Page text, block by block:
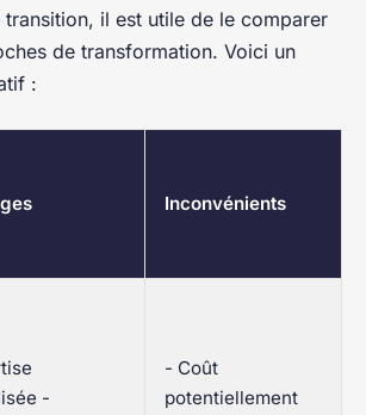
transition, il est utile de le comparer
de transformation. Voici un
:
Inconvénients
-
- Coût
potentiellement